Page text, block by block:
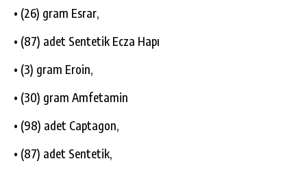
• (26) gram Esrar,
• (87) adet Sentetik Ecza Hapı
• (3) gram Eroin,
• (30) gram Amfetamin
• (98) adet Captagon,
• (87) adet Sentetik,
GÖKSUN HAFIZLIK KIZ KUR’AN KURSU